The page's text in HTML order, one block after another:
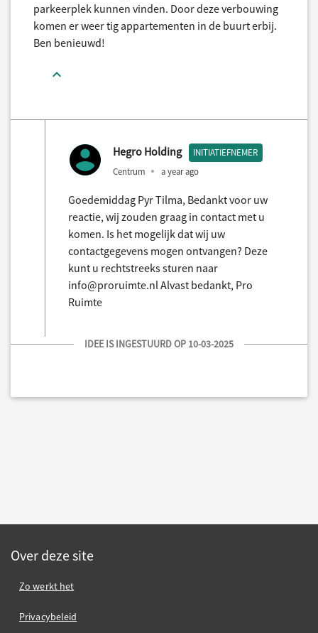
parkeerplek kunnen vinden. Door deze verbouwing
komen er weer tig appartementen in de buurt erbij.
Ben benieuwd!
Hegro Holding INITIATIEFNEMER
Centrum a year ago
Goedemiddag Pyr Tilma, Bedankt voor uw
reactie, wij zouden graag in contact met u
komen. Is het mogelijk dat wij uw
contactgegevens mogen ontvangen? Deze
kunt u rechtstreeks sturen naar
info@proruimte.nl Alvast bedankt, Pro
Ruimte
IDEE IS INGESTUURD OP 10-03-2025
Over deze site
Zo werkt het
Privacybeleid